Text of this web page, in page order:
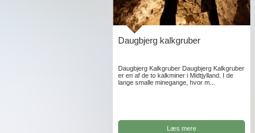
Daugbjerg kalkgruber
Daugbjerg Kalkgruber Daugbjerg Kalkgruber
er en af de to kalkminer i Midtjylland. I de
lange smalle minegange, hvor m...
Læs mere